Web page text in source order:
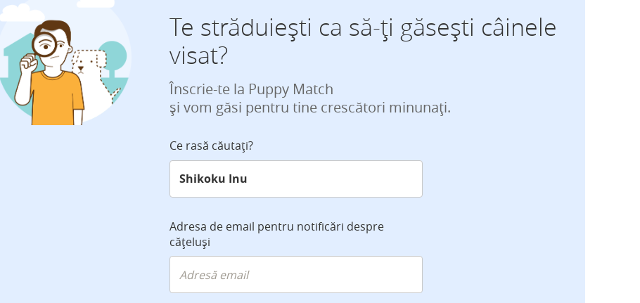
Te străduiești ca să-ți găsești câinele
visat?
Înscrie-te la Puppy Match
și vom găsi pentru tine crescători minunați.
Ce rasă căutați?
Adresa de email pentru notificări despre
cățeluși